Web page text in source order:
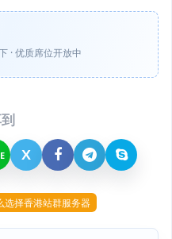
· 优质席位开放中
X
选择香港站群服务器